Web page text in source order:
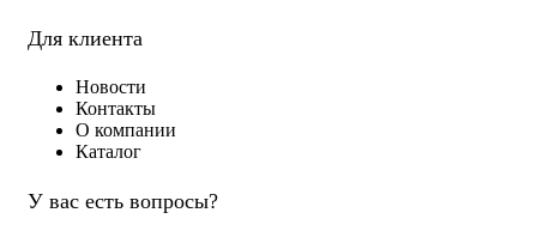
Для клиента
Новости
Контакты
О компании
Каталог
У вас есть вопросы?